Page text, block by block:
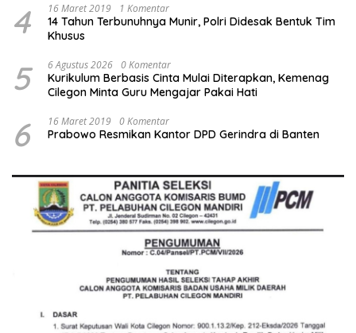
4 16 Maret 2019 1 Komentar
14 Tahun Terbunuhnya Munir, Polri Didesak Bentuk Tim
Khusus
5 6 Agustus 2026 0 Komentar
Kurikulum Berbasis Cinta Mulai Diterapkan, Kemenag
Cilegon Minta Guru Mengajar Pakai Hati
6 16 Maret 2019 0 Komentar
Prabowo Resmikan Kantor DPD Gerindra di Banten